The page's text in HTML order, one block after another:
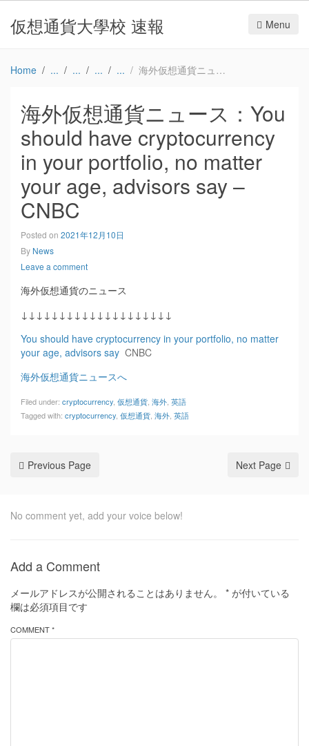
仮想通貨大學校 速報 Menu
Home 海外仮想通貨ニュース：You should have cryptocurrency in your portfolio, no matter your age, advisors say – CNBC
海外仮想通貨ニュース：You
should have cryptocurrency
in your portfolio, no matter
your age, advisors say –
CNBC
Posted on 2021年12月10日
By News
Leave a comment
海外仮想通貨のニュース
↓↓↓↓↓↓↓↓↓↓↓↓↓↓↓↓↓↓↓↓
You should have cryptocurrency in your portfolio, no matter
your age, advisors say CNBC
海外仮想通貨ニュースへ
Filed under: cryptocurrency 仮想通貨 海外 英語
Tagged with: cryptocurrency 仮想通貨 海外 英語
Previous Page Next Page
No comment yet, add your voice below!
Add a Comment
メールアドレスが公開されることはありません。 * が付いている
欄は必須項目です
COMMENT *